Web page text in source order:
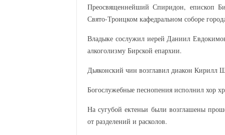
Преосвященнейший Спиридон, епископ
Свято-Троицком кафедральном соборе
Владыке сослужил иерей Даниил
алкоголизму Бирской епархии.
Дьяконский чин возглавил диакон Кирилл
Богослужебные песнопения исполнил хор
На сугубой ектеньи были возглашены
от разделений и расколов.